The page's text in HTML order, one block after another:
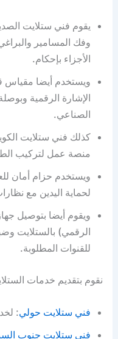
يقوم فني ستلايت
وفك المسامير
الأجزاء بإحكام.
ويستخدم أيضا مقياس
الإشارة الرقمية
الصناعي.
كذلك فني ستلايت
منصة عمل لتركيب
ويستخدم حزام أمان
لحماية اليدين مع
ويقوم أيضا بتوصيل
الرقمي) بالستلايت
للقنوات المطلوبة.
نقوم بتقديم خدمات
فني ستلايت حولي:
فني ستلايت جنوب